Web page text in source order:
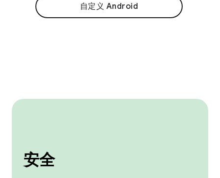
自定义 Android
安全